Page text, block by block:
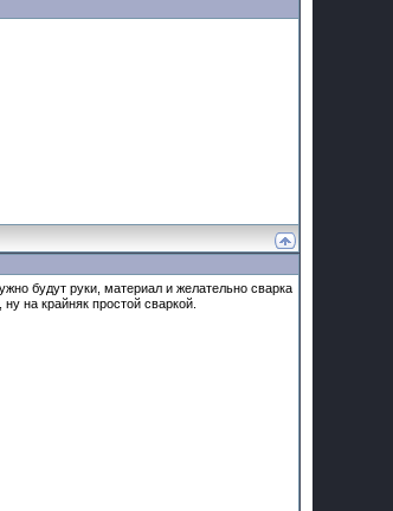
будут руки, материал и желательно сварка
на крайняк простой сваркой.